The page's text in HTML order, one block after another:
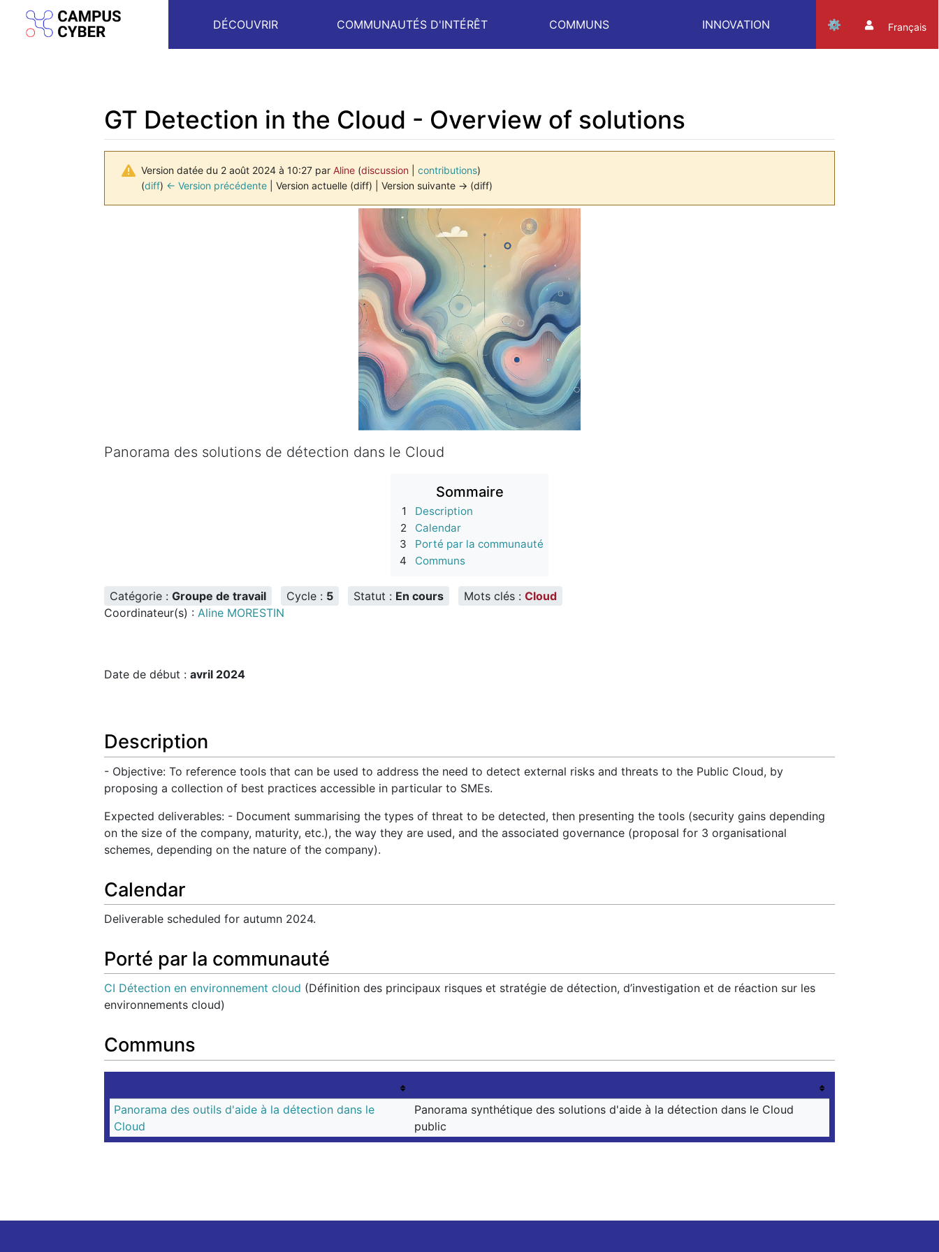
DÉCOUVRIR COMMUNAUTÉS D'INTÉRÊT COMMUNS INNOVATION Français
GT Detection in the Cloud - Overview of solutions
Version datée du 2 août 2024 à 10:27 par Aline (discussion contributions)
(diff) ← Version précédente | Version actuelle (diff) | Version suivante → (diff)
Panorama des solutions de détection dans le Cloud
Sommaire
1
Description
2
Calendar
3
Porté par la communauté
4
Communs
Catégorie : Groupe de travail Cycle : 5 Statut : En cours Mots clés : Cloud
Coordinateur(s) : Aline MORESTIN
Date de début : avril 2024
Description
- Objective: To reference tools that can be used to address the need to detect external risks and threats to the Public Cloud, by
proposing a collection of best practices accessible in particular to SMEs.
Expected deliverables: - Document summarising the types of threat to be detected, then presenting the tools (security gains depending
on the size of the company, maturity, etc.), the way they are used, and the associated governance (proposal for 3 organisational
schemes, depending on the nature of the company).
Calendar
Deliverable scheduled for autumn 2024.
Porté par la communauté
CI Détection en environnement cloud (Définition des principaux risques et stratégie de détection, d’investigation et de réaction sur les
environnements cloud)
Communs
Panorama des outils d'aide à la détection dans le
Cloud
Panorama synthétique des solutions d'aide à la détection dans le Cloud
public